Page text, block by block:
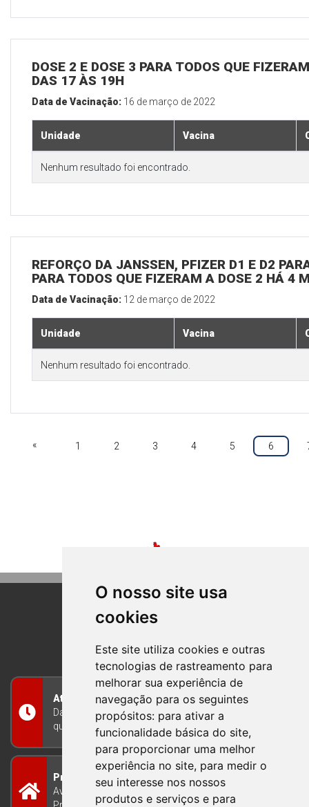
O nosso site usa
cookies
Este site utiliza cookies e outras
tecnologias de rastreamento para
melhorar sua experiência de
navegação para os seguintes
propósitos: para ativar a
funcionalidade básica do site,
para proporcionar uma melhor
experiência no site, para medir o
seu interesse nos nossos
produtos e serviços e para
DOSE 2 E DOSE 3 PARA TODOS QUE
DAS 17 ÀS 19H
Data de Vacinação: 16 de março de 2022
Unidade Vacina
Nenhum resultado foi encontrado.
REFORÇO DA JANSSEN, PFIZER D1 E D2
PARA TODOS QUE FIZERAM A DOSE 2 HÁ 4
Data de Vacinação: 12 de março de 2022
Unidade Vacina
Nenhum resultado foi encontrado.
« 1 2 3 4 5 6
BOM PRINCIPIO
RIO GRANDE DO SUL
Atendimento
Das 8h às 12h e das 13h às 17h30, de segunda a
quinta-feira, e nas sextas-feiras das 7h às 13h
Prefeitura Municipal
Avenida Guilherme Winter 65 - Centro Bom